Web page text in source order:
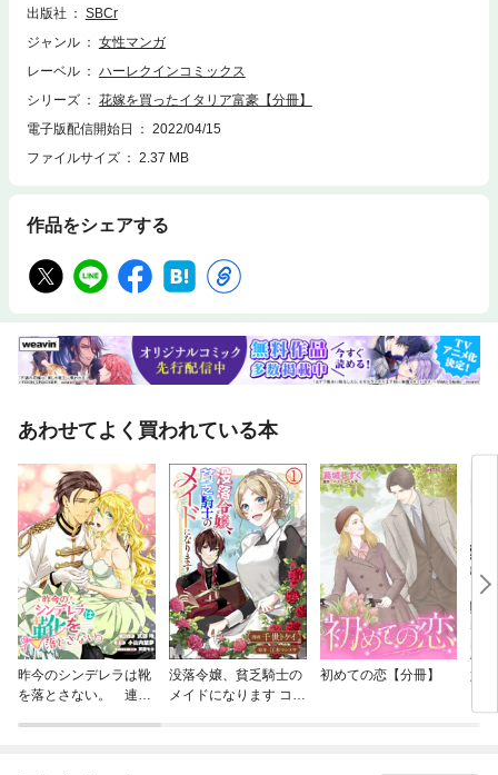
出版社
SBCr
ジャンル
女性マンガ
レーベル
ハーレクインコミックス
シリーズ
花嫁を買ったイタリア富豪【分冊】
電子版配信開始日
2022/04/15
ファイルサイズ
2.37 MB
作品をシェアする
あわせてよく買われている本
昨今のシンデレラは靴
を落とさない。 連載
没落令嬢、貧乏騎士の
メイドになります コミ
初めての恋【分冊】
始